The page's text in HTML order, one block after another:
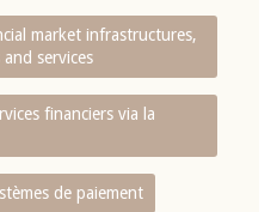
market infrastructures,
services
financiers via la
de paiement